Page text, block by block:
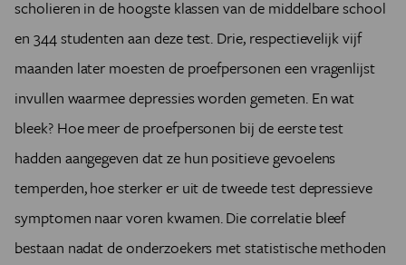
scholieren in de hoogste klassen van de middelbare school
en 344 studenten aan deze test. Drie, respectievelijk vijf
maanden later moesten de proefpersonen een vragenlijst
invullen waarmee depressies worden gemeten. En wat
bleek? Hoe meer de proefpersonen bij de eerste test
hadden aangegeven dat ze hun positieve gevoelens
temperden, hoe sterker er uit de tweede test depressieve
symptomen naar voren kwamen. Die correlatie bleef
bestaan nadat de onderzoekers met statistische methoden